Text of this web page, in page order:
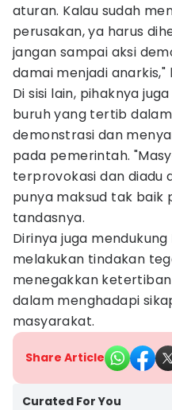
aturan. Kalau sudah
perusakan, ya harus
jangan sampai aksi
damai menjadi anarkis,"
Di sisi lain, pihaknya
buruh yang tertib
demonstrasi dan
pada pemerintah.
terprovokasi dan diadu
punya maksud tak baik
tandasnya.
Dirinya juga
melakukan tindakan
menegakkan
dalam menghadapi
masyarakat.
Share Article
Curated For You